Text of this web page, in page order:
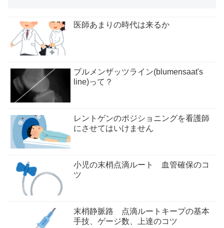
医師あまりの時代は来るか
ブルメンザッツライン(blumensaat's
line)って？
レントゲンのポジショニングを看護師
にさせてはいけません
小児の末梢点滴ルート 血管確保のコ
ツ
末梢静脈路 点滴ルートキープの基本
手技、ゲージ数、上達のコツ